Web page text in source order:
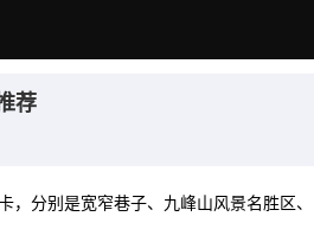
荐
，分别是宽窄巷子、九峰山风景名胜区、